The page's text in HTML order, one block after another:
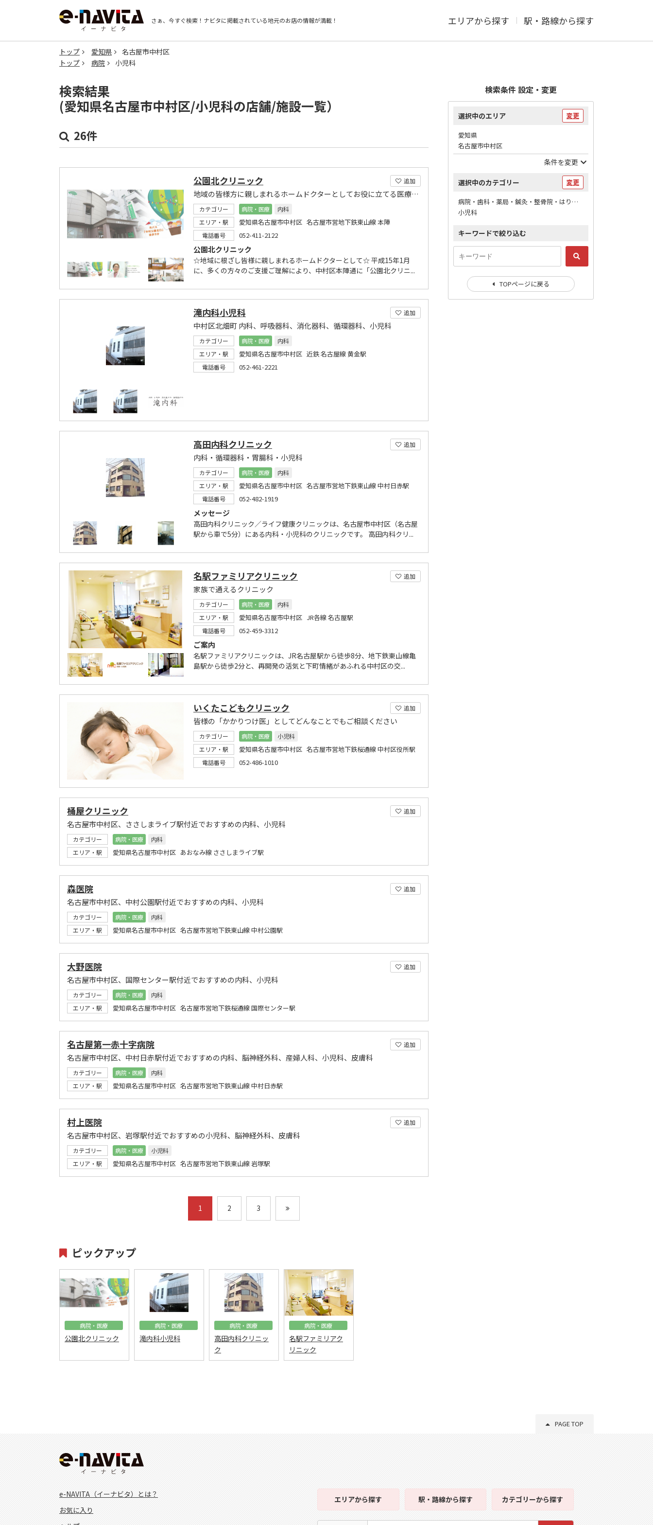
さぁ、今すぐ検索！ ナビタに掲載されている地元のお店の情報が満載！ エリアから探す 駅・路線から探す
トップ 愛知県
名古屋市中村区
トップ
病院 小児科
検索結果
(愛知県名古屋市中村区/小児科の店舗/施設一覧）
26件
追加
公園北クリニック
地域の皆様方に親しまれるホームドクターとしてお役に立てる医療を目指して
カテゴリー 病院・医療
内科
エリア・駅
愛知県名古屋市中村区 名古屋市営地下鉄東山線 本陣
電話番号 052-411-2122
公園北クリニック
☆地域に根ざし皆様に親しまれるホームドクターとして☆ 平成15年1月
に、多くの方々のご支援ご理解により、中村区本陣通に「公園北クリニ...
追加
滝内科小児科
中村区北畑町 内科、呼吸器科、消化器科、循環器科、小児科
カテゴリー 病院・医療
内科
エリア・駅
愛知県名古屋市中村区 近鉄 名古屋線 黄金駅
電話番号 052-461-2221
追加
高田内科クリニック
内科・循環器科・胃腸科・小児科
カテゴリー 病院・医療
内科
エリア・駅
愛知県名古屋市中村区 名古屋市営地下鉄東山線 中村日赤駅
電話番号 052-482-1919
メッセージ
高田内科クリニック／ライフ健康クリニックは、名古屋市中村区（名古屋
駅から車で5分）にある内科・小児科のクリニックです。 高田内科クリ...
追加
名駅ファミリアクリニック
家族で通えるクリニック
カテゴリー 病院・医療
内科
エリア・駅
愛知県名古屋市中村区 JR各線 名古屋駅
電話番号 052-459-3312
ご案内
名駅ファミリアクリニックは、JR名古屋駅から徒歩8分、地下鉄東山線亀
島駅から徒歩2分と、再開発の活気と下町情緒があふれる中村区の交...
追加
いくたこどもクリニック
皆様の「かかりつけ医」としてどんなことでもご相談ください
カテゴリー 病院・医療
小児科
エリア・駅
愛知県名古屋市中村区 名古屋市営地下鉄桜通線 中村区役所駅
電話番号 052-486-1010
追加
桶屋クリニック
名古屋市中村区、ささしまライブ駅付近でおすすめの内科、小児科
カテゴリー 病院・医療
内科
エリア・駅
愛知県名古屋市中村区 あおなみ線 ささしまライブ駅
追加
森医院
名古屋市中村区、中村公園駅付近でおすすめの内科、小児科
カテゴリー 病院・医療
内科
エリア・駅
愛知県名古屋市中村区 名古屋市営地下鉄東山線 中村公園駅
追加
大野医院
名古屋市中村区、国際センター駅付近でおすすめの内科、小児科
カテゴリー 病院・医療
内科
エリア・駅
愛知県名古屋市中村区 名古屋市営地下鉄桜通線 国際センター駅
追加
名古屋第一赤十字病院
名古屋市中村区、中村日赤駅付近でおすすめの内科、脳神経外科、産婦人科、小児科、皮膚科
カテゴリー 病院・医療
内科
エリア・駅
愛知県名古屋市中村区 名古屋市営地下鉄東山線 中村日赤駅
追加
村上医院
名古屋市中村区、岩塚駅付近でおすすめの小児科、脳神経外科、皮膚科
カテゴリー 病院・医療
小児科
エリア・駅
愛知県名古屋市中村区 名古屋市営地下鉄東山線 岩塚駅
1 2 3
ピックアップ
病院・医療
公園北クリニック
病院・医療
滝内科小児科
病院・医療
高田内科クリニッ
ク
病院・医療
名駅ファミリアク
リニック
検索条件 設定・変更
選択中のエリア 変更
愛知県
名古屋市中村区
条件を変更
選択中のカテゴリー 変更
病院・歯科・薬局・鍼灸・整骨院・はりマッサージ / 病院
小児科
キーワードで絞り込む
TOPページに戻る
PAGE TOP
e-NAVITA（イーナビタ）とは？
お気に入り
エリアから探す 駅・路線から探す カテゴリーから探す